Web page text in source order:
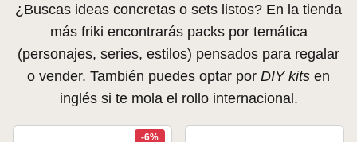
¿Buscas ideas concretas o sets listos? En la tienda
más friki encontrarás packs por temática
(personajes, series, estilos) pensados para regalar
o vender. También puedes optar por DIY kits en
inglés si te mola el rollo internacional.
-6%